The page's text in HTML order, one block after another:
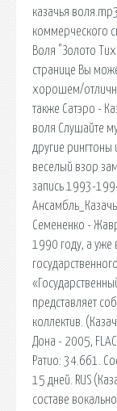
казачья
коммерческого
Воля "Золото
странице Вы
хорошем/
также Сатэро -
воля Слушайте
другие рингтоны
веселый взор
запись 1993-
Семененко -
1990 году, а уже
представляет
коллектив.
Дона - 2005,
Ратио: 34.661.
15 дней. RUS
составе